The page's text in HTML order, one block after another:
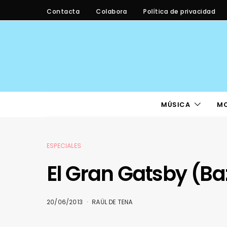
Contacta Colabora Política de privacidad
MÚSICA
ESPECIALES
El Gran Gatsby
20/06/2013 RAÜL DE TENA